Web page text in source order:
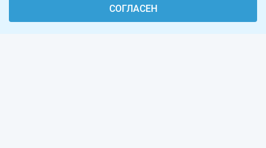
СОГЛАСЕН